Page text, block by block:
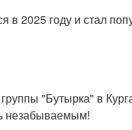
в 2025 году и стал
"Бутырка" в
незабываемым!